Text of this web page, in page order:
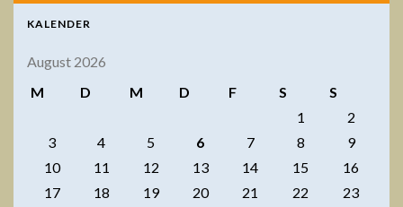
KALENDER
August 2026
M
D M D F S
S
1
2
3
4 5 6 7 8
9
10
11 12 13 14 15
16
17
18 19 20 21 22
23